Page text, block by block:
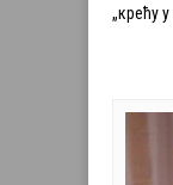
„крећу